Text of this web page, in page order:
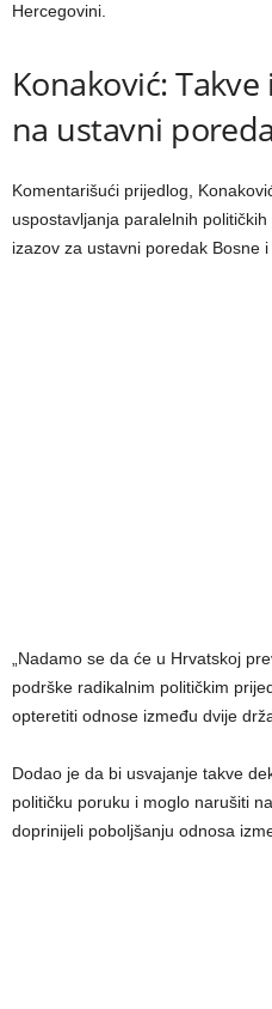
Hercegovini.
Konaković:
na ustavni
Komentarišući prijedlog,
uspostavljanja paralelnih
izazov za ustavni poredak Bosne
„Nadamo se da će u Hrvatskoj
podrške radikalnim političkim
opteretiti odnose između dvije
Dodao je da bi usvajanje takve
političku poruku i moglo narušiti
doprinijeli poboljšanju odnosa